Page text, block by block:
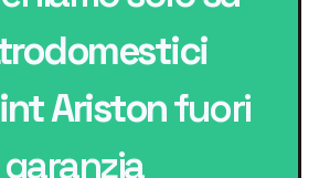
Aristonfuori
garanzia